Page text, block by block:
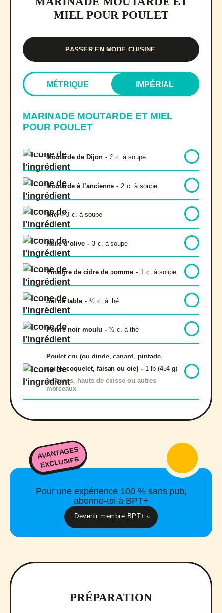
MIEL POUR POULET
PASSER EN MODE CUISINE
MÉTRIQUE IMPÉRIAL
MARINADE MOUTARDE ET MIEL
POUR POULET
Moutarde de Dijon - 2 c. à soupe
Moutarde à l’ancienne - 2 c. à soupe
Miel - 3 c. à soupe
Huile d’olive - 3 c. à soupe
Vinaigre de cidre de pomme - 1 c. à soupe
Sel de table - ½ c. à thé
Poivre noir moulu - ¼ c. à thé
Poulet cru (ou dinde, canard, pintade,
caille, coquelet, faisan ou oie) - 1 lb (454 g)
poitrines, hauts de cuisse ou autres
morceaux
AVANTAGES
EXCLUSIFS
Pour une expérience 100 % sans pub,
abonne-toi à BPT+
Devenir membre BPT+
PRÉPARATION